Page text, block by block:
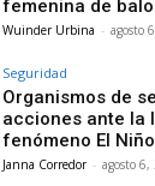
femenina de
Wuinder Urbina - agosto
Seguridad
Organismos de
acciones ante la
fenómeno El Niño
Janna Corredor - agosto 6,